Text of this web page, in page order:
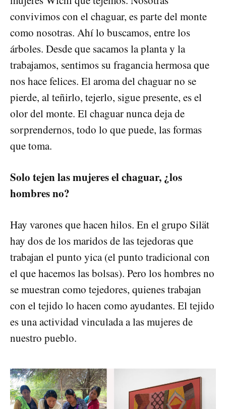
convivimos con el chaguar, es parte del monte
como nosotras. Ahí lo buscamos, entre los
árboles. Desde que sacamos la planta y la
trabajamos, sentimos su fragancia hermosa que
nos hace felices. El aroma del chaguar no se
pierde, al teñirlo, tejerlo, sigue presente, es el
olor del monte. El chaguar nunca deja de
sorprendernos, todo lo que puede, las formas
que toma.
Solo tejen las mujeres el chaguar, ¿los
hombres no?
Hay varones que hacen hilos. En el grupo Silät
hay dos de los maridos de las tejedoras que
trabajan el punto yica (el punto tradicional con
el que hacemos las bolsas). Pero los hombres no
se muestran como tejedores, quienes trabajan
con el tejido lo hacen como ayudantes. El tejido
es una actividad vinculada a las mujeres de
nuestro pueblo.